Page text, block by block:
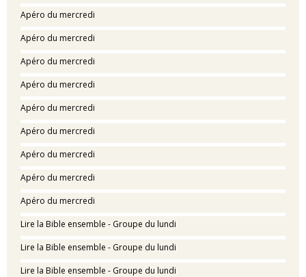
Apéro du mercredi
Apéro du mercredi
Apéro du mercredi
Apéro du mercredi
Apéro du mercredi
Apéro du mercredi
Apéro du mercredi
Apéro du mercredi
Apéro du mercredi
Lire la Bible ensemble - Groupe du lundi
Lire la Bible ensemble - Groupe du lundi
Lire la Bible ensemble - Groupe du lundi